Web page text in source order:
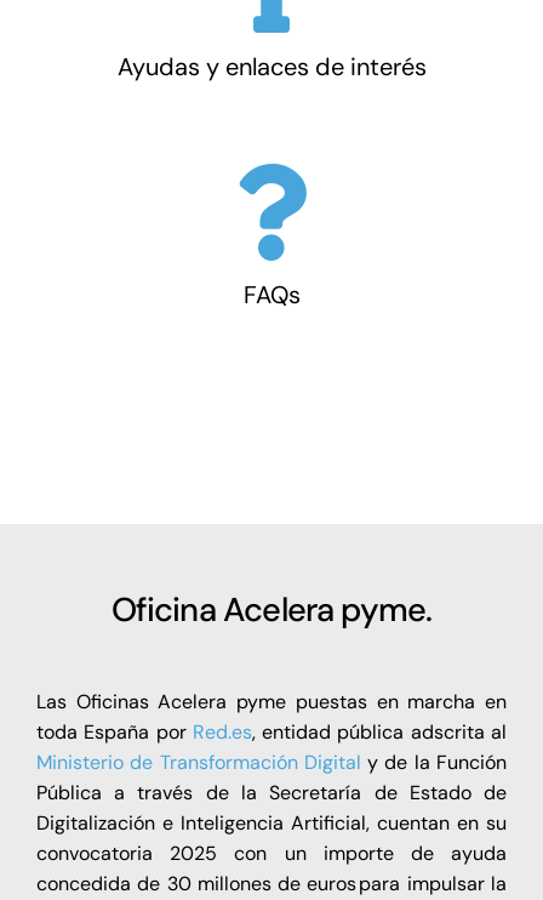
Ayudas y enlaces de interés
FAQs
Oficina Acelera pyme.
Las Oficinas Acelera pyme puestas en marcha en
toda España por Red.es, entidad pública adscrita al
Ministerio de Transformación Digital y de la Función
Pública a través de la Secretaría de Estado de
Digitalización e Inteligencia Artificial, cuentan en su
convocatoria 2025 con un importe de ayuda
concedida de 30 millones de euros para impulsar la